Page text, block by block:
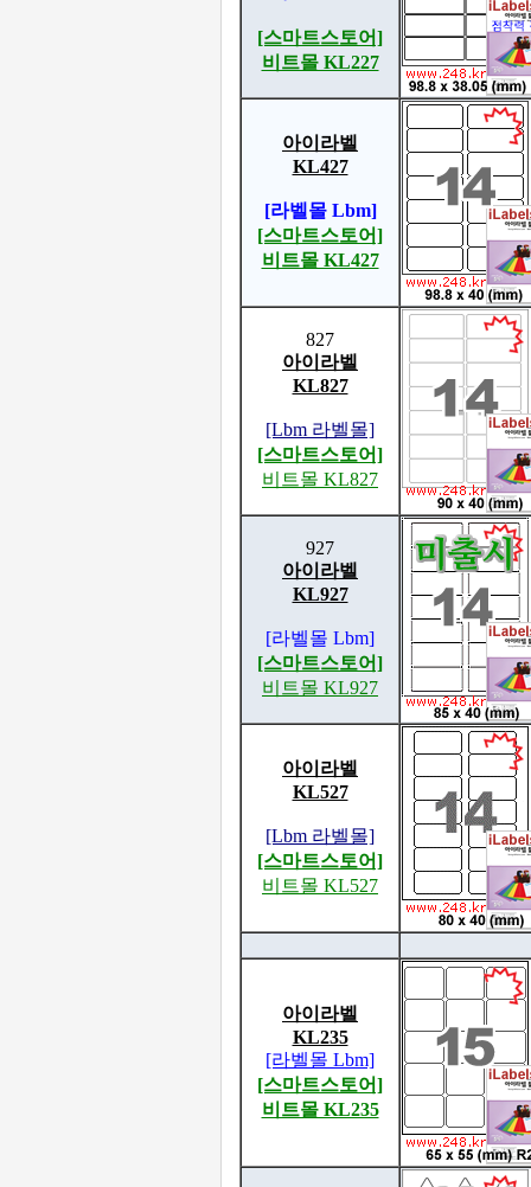
[스마트스토어]
비트몰 KL227
아이라벨
KL427
[라벨몰 Lbm]
[스마트스토어]
비트몰 KL427
827
아이라벨
KL827
[Lbm 라벨몰]
[스마트스토어]
비트몰 KL827
927
아이라벨
KL927
[라벨몰 Lbm]
[스마트스토어]
비트몰 KL927
아이라벨
KL527
[Lbm 라벨몰]
[스마트스토어]
비트몰 KL527
아이라벨
KL235
[라벨몰 Lbm]
[스마트스토어]
비트몰 KL235